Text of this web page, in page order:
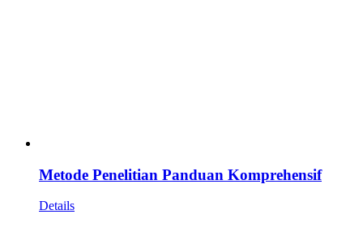
Metode Penelitian Panduan Komprehensif
Details